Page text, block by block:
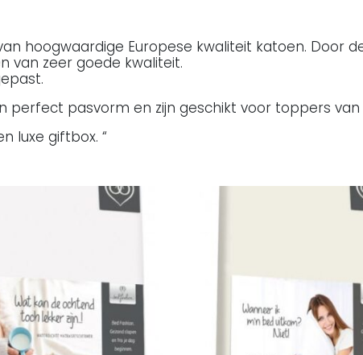
hoogwaardige Europese kwaliteit katoen. Door
van zeer goede kwaliteit.
pasvorm en zijn geschikt voor toppers van
luxe giftbox. “